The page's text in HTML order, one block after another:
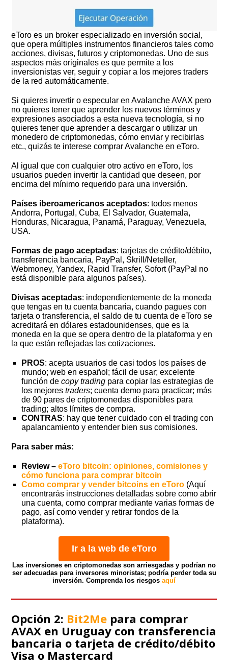
eToro es un broker especializado en inversión social,
que opera múltiples instrumentos financieros tales como
acciones, divisas, futuros y criptomonedas. Uno de sus
aspectos más originales es que permite a los
inversionistas ver, seguir y copiar a los mejores traders
de la red automáticamente.
Si quieres invertir o especular en Avalanche AVAX pero
no quieres tener que aprender los nuevos términos y
expresiones asociados a esta nueva tecnología, si no
quieres tener que aprender a descargar o utilizar un
monedero de criptomonedas, cómo enviar y recibirlas
etc., quizás te interese comprar Avalanche en eToro.
Al igual que con cualquier otro activo en eToro, los
usuarios pueden invertir la cantidad que deseen, por
encima del mínimo requerido para una inversión.
Países iberoamericanos aceptados: todos menos
Andorra, Portugal, Cuba, El Salvador, Guatemala,
Honduras, Nicaragua, Panamá, Paraguay, Venezuela,
USA.
Formas de pago aceptadas: tarjetas de crédito/débito,
transferencia bancaria, PayPal, Skrill/Neteller,
Webmoney, Yandex, Rapid Transfer, Sofort (PayPal no
está disponible para algunos países).
Divisas aceptadas: independientemente de la moneda
que tengas en tu cuenta bancaria, cuando pagues con
tarjeta o transferencia, el saldo de tu cuenta de eToro se
acreditará en dólares estadounidenses, que es la
moneda en la que se opera dentro de la plataforma y en
la que están reflejadas las cotizaciones.
PROS: acepta usuarios de casi todos los países de
mundo; web en español; fácil de usar; excelente
función decopy trading para copiar las estrategias de
los mejorestraders; cuenta demo para practicar; más
de 90 pares de criptomonedas disponibles para
trading; altos límites de compra.
CONTRAS: hay que tener cuidado con el trading con
apalancamiento y entender bien sus comisiones.
Para saber más:
Review –eToro bitcoin: opiniones, comisiones y
cómo funciona para comprar bitcoin
Como comprar y vender bitcoins en eToro (Aquí
encontrarás instrucciones detalladas sobre como abrir
una cuenta, como comprar mediante varias formas de
pago, así como vender y retirar fondos de la
plataforma).
Ir a la web de eToro
Las inversiones en criptomonedas son arriesgadas y podrían no
ser adecuadas para inversores minoristas; podría perder toda su
inversión. Comprenda los riesgos aquí
Opción 2: Bit2Me para comprar
AVAX en Uruguay con transferencia
bancaria o tarjeta de crédito/débito
Visa o Mastercard